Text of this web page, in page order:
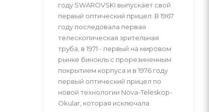
году SWAROVSKI выпускает свой
первый оптический прицел. В 1967
году последовала первая
телескопическая зрительная
труба, в 1971 - первый на мировом
рынке бинокль с прорезиненным
покрытием корпуса и в 1976 году
первый оптический прицел по
новой технологии Nova-Teleskop-
Okular, которая исключала